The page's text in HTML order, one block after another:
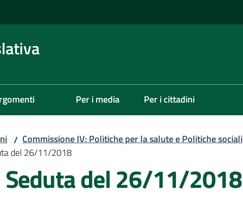
Per i media Per i cittadini
/ Commissione IV: Politiche per la salute e Politiche sociali
del 26/11/2018
Seduta del 26/11/2018